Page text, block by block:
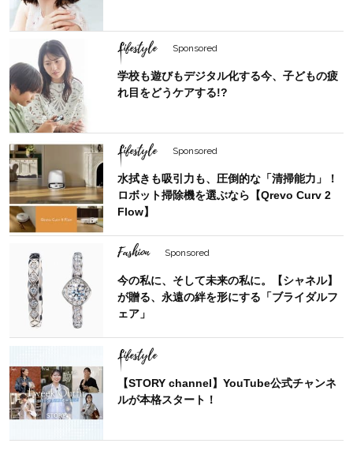
Lifestyle Sponsored
学校も遊びもデジタル化する今、子どもの疲
れ目をどうケアする!?
Lifestyle Sponsored
水拭きも吸引力も、圧倒的な「清掃能力」！
ロボット掃除機を選ぶなら【Qrevo Curv 2
Flow】
Fashion Sponsored
今の私に、そして未来の私に。【シャネル】
が贈る、永遠の絆を形にする「ブライダルフ
ェア」
Lifestyle
【STORY channel】YouTube公式チャンネ
ルが本格スタート！